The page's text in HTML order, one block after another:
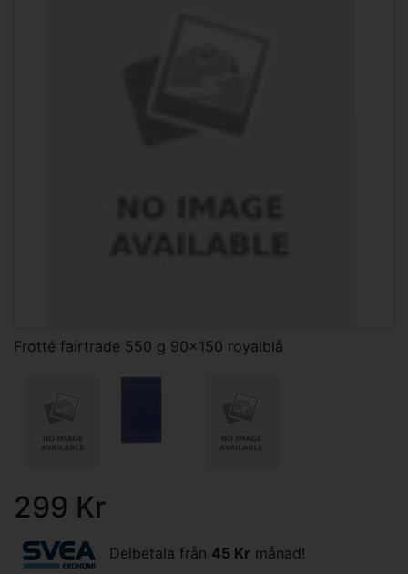
Frotté fairtrade 550 g 90x150 royalblå
299 Kr
Delbetala från 45 Kr månad!